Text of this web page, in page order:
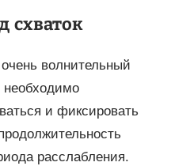
схваток
волнительный
и фиксировать
расслабления.